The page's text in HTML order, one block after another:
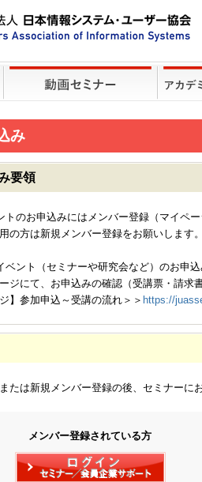
み
要領
トのお申込みにはメンバー登録（マイペ
の方は新規メンバー登録をお願いします
ベント（セミナーや研究会など）のお申
ジにて、お申込みの確認（受講票・請求
ジ】参加申込～受講の流れ＞＞ https://
たは新規メンバー登録の後、セミナーに
メンバー登録されている方